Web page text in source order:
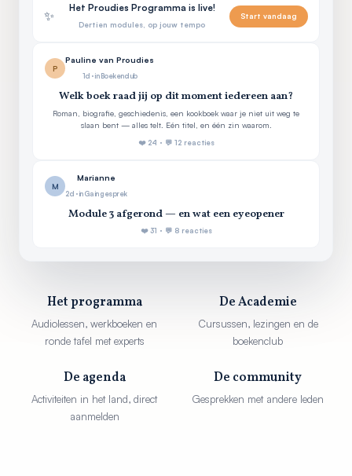
✨
Het Proudies Programma is live!
Dertien modules, op jouw tempo
Start vandaag
P
Pauline van Proudies
1d · in Boekenclub
Welk boek raad jij op dit moment iedereen aan?
Roman, biografie, geschiedenis, een kookboek waar je niet uit weg te
slaan bent — alles telt. Eén titel, en één zin waarom.
❤️ 24 · 💬 12 reacties
M
Marianne
2d · in Ga in gesprek
Module 3 afgerond — en wat een eyeopener
❤️ 31 · 💬 8 reacties
Het programma
Audiolessen, werkboeken en
ronde tafel met experts
De Academie
Cursussen, lezingen en de
boekenclub
De agenda
Activiteiten in het land, direct
aanmelden
De community
Gesprekken met andere leden